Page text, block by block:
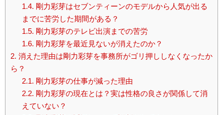
1.4. 剛力彩芽はセブンティーンのモデルから人気が出る
までに苦労した期間がある？
1.5. 剛力彩芽のテレビ出演までの苦労
1.6. 剛力彩芽を最近見ないが消えたのか？
2. 消えた理由は剛力彩芽を事務所がゴリ押ししなくなったか
ら？
2.1. 剛力彩芽の仕事が減った理由
2.2. 剛力彩芽の現在とは？実は性格の良さが関係して消
えていない？